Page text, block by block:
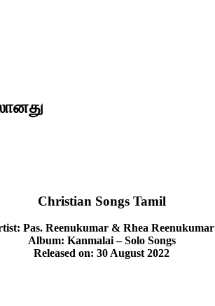
Christian Songs Tamil
Pas. Reenukumar & Rhea Reenukumar
Album: Kanmalai – Solo Songs
Released on: 30 August 2022